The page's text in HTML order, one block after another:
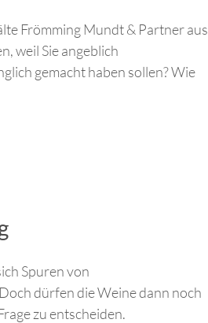
Frömming Mundt & Partner aus
weil Sie angeblich
gemacht haben sollen? Wie
Spuren von
dürfen die Weine dann noch
zu entscheiden.